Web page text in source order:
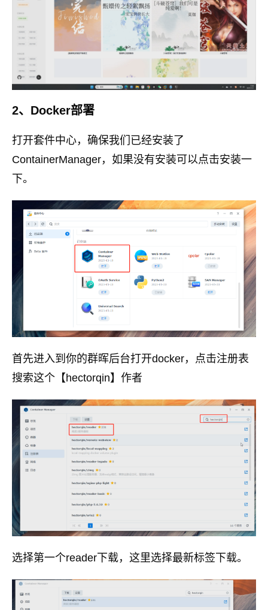
2、Docker部署
打开套件中心，确保我们已经安装了
ContainerManager，如果没有安装可以点击安装一
下。
首先进入到你的群晖后台打开docker，点击注册表
搜索这个【hectorqin】作者
选择第一个reader下载，这里选择最新标签下载。